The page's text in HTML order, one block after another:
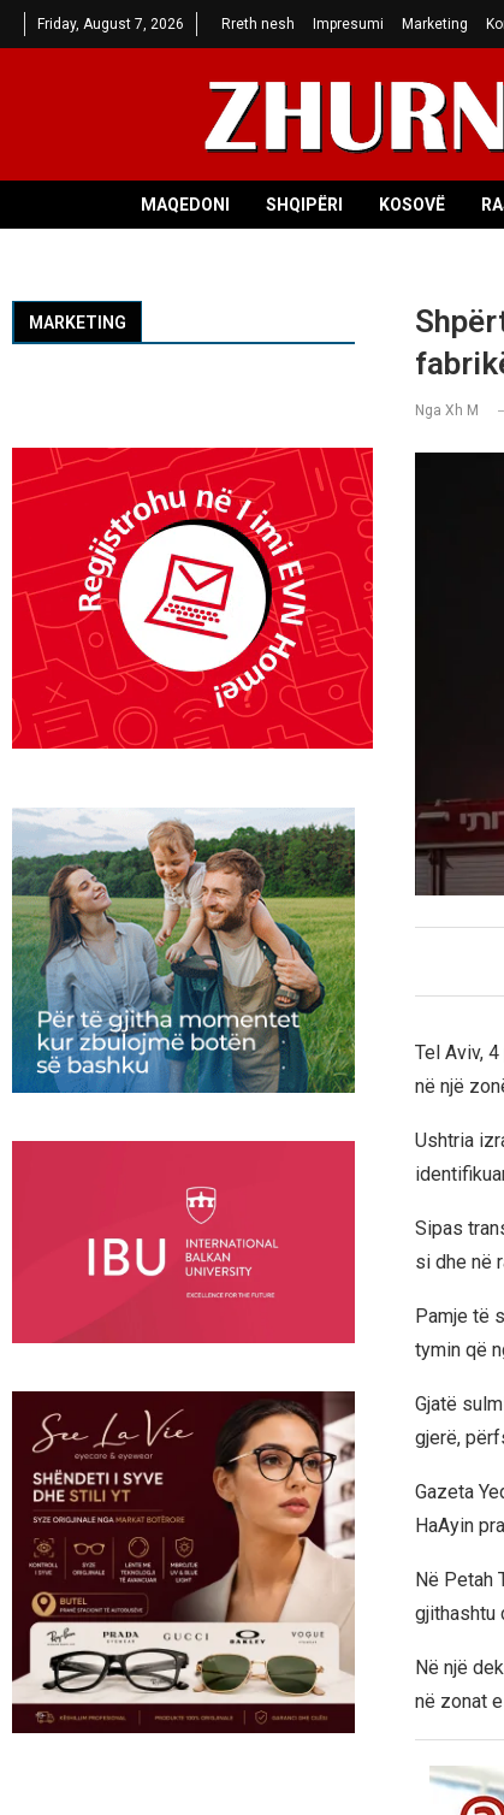
Friday, August 7, 2026 Rreth nesh Impresumi Marketing
MAQEDONI SHQIPËRI KOSOVË
Nga Xh M
Tel Aviv,
në një
Ushtria
Sipas
si dhe në
Pamje të
tymin që
Gjatë
gjerë,
Gazeta
HaAyin
Në Petah
gjithashtu
Në një
në zonat
MARKETING